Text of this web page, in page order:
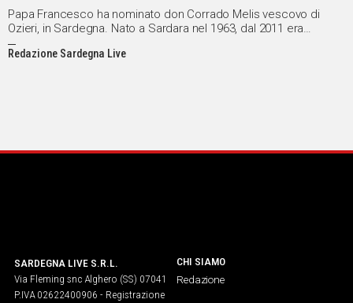
MONDO
AL CANALE
WHATSAPP
Papa Francesco ha nominato don Corrado Melis vescovo di
Ozieri, in Sardegna. Nato a Sardara nel 1963, dal 2011 era
parroco a Santa Barbara a Villacidro.
Redazione Sardegna Live
SARDEGNA LIVE S.R.L.
Via Fleming snc Alghero (SS) 07041
P.IVA 02622400906 - Registrazione
CHI SIAMO
Redazione